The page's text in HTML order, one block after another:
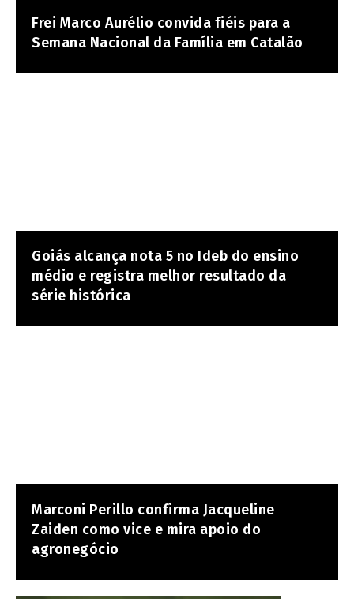
Frei Marco Aurélio convida fiéis para a
Semana Nacional da Família em Catalão
Goiás alcança nota 5 no Ideb do ensino
médio e registra melhor resultado da
série histórica
Marconi Perillo confirma Jacqueline
Zaiden como vice e mira apoio do
agronegócio